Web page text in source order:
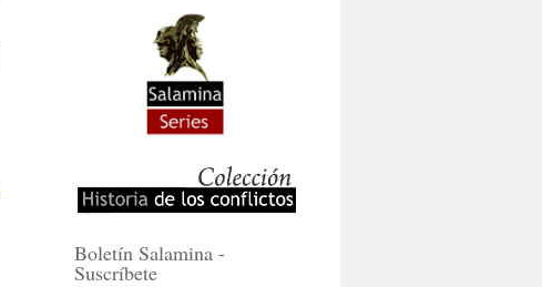
Boletín Salamina -
Suscríbete